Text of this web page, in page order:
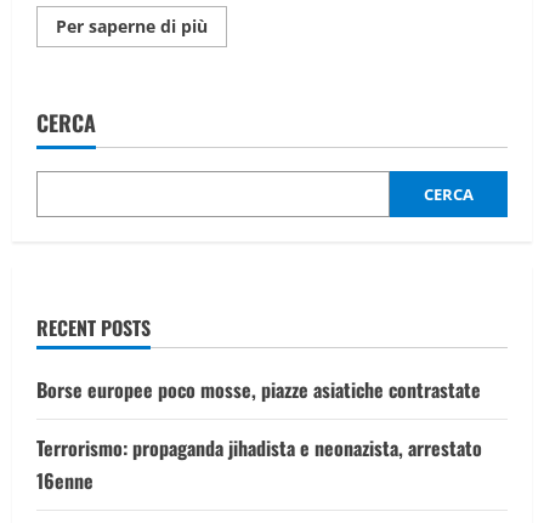
Per saperne di più
informazioni
nucleare:
torri
davanti
CERCA
CERCA
RECENT POSTS
Borse europee poco mosse, piazze asiatiche contrastate
Terrorismo: propaganda jihadista e neonazista, arrestato
16enne